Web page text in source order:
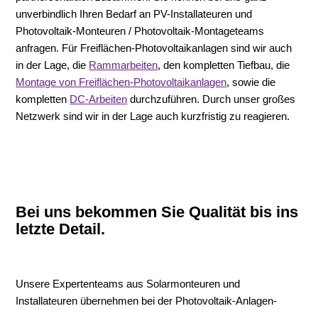
unverbindlich Ihren Bedarf an PV-Installateuren und
Photovoltaik-Monteuren / Photovoltaik-Montageteams
anfragen. Für Freiflächen-Photovoltaikanlagen sind wir auch
in der Lage, die Rammarbeiten, den kompletten Tiefbau, die
Montage von Freiflächen-Photovoltaikanlagen, sowie die
kompletten DC-Arbeiten durchzuführen. Durch unser großes
Netzwerk sind wir in der Lage auch kurzfristig zu reagieren.
Bei uns bekommen Sie Qualität bis ins
letzte Detail.
Unsere Expertenteams aus Solarmonteuren und
Installateuren übernehmen bei der Photovoltaik-Anlagen-